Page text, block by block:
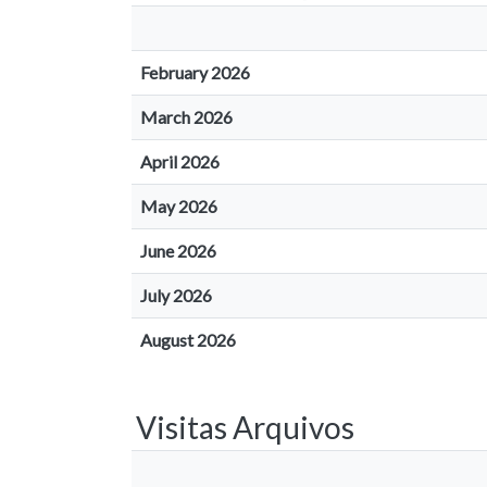
February 2026
March 2026
April 2026
May 2026
June 2026
July 2026
August 2026
Visitas Arquivos